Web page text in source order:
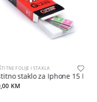
glass za Samsung S26
FOLIJE I STAKLA
staklo za Iphone 15 Plus
KM